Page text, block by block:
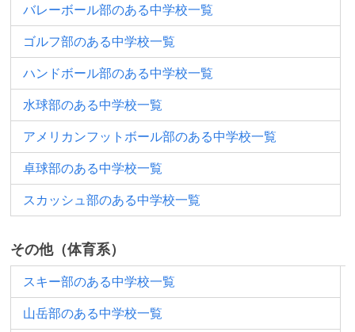
バレーボール部のある中学校一覧
ゴルフ部のある中学校一覧
ハンドボール部のある中学校一覧
水球部のある中学校一覧
アメリカンフットボール部のある中学校一覧
卓球部のある中学校一覧
スカッシュ部のある中学校一覧
その他（体育系）
スキー部のある中学校一覧
山岳部のある中学校一覧